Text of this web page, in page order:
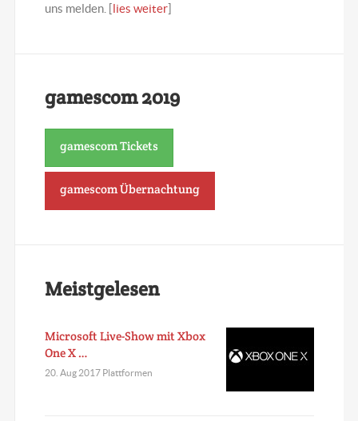
uns melden. [lies weiter]
gamescom 2019
gamescom Tickets
gamescom Übernachtung
Meistgelesen
Microsoft Live-Show mit Xbox
One X …
20. Aug 2017 Plattformen